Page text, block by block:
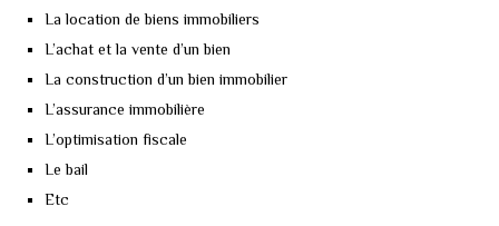
La location de biens immobiliers
L’achat et la vente d’un bien
La construction d’un bien immobilier
L’assurance immobilière
L’optimisation fiscale
Le bail
Etc